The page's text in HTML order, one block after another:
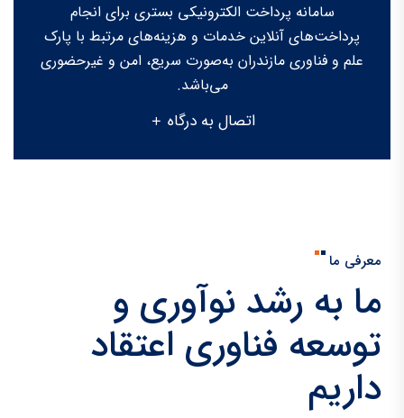
سامانه پرداخت الکترونیکی بستری برای انجام
پرداخت‌های آنلاین خدمات و هزینه‌های مرتبط با پارک
علم و فناوری مازندران به‌صورت سریع، امن و غیرحضوری
می‌باشد.
اتصال به درگاه
معرفی ما
ما به رشد نوآوری و
توسعه فناوری اعتقاد
داریم